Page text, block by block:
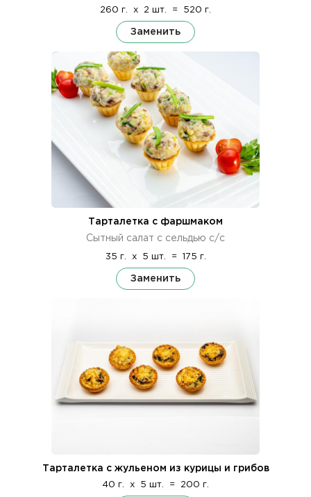
260 г. x 2 шт. = 520 г.
Заменить
Тарталетка с фаршмаком
Сытный салат с сельдью с/с
35 г. x 5 шт. = 175 г.
Заменить
Тарталетка с жульеном из курицы и грибов
40 г. x 5 шт. = 200 г.